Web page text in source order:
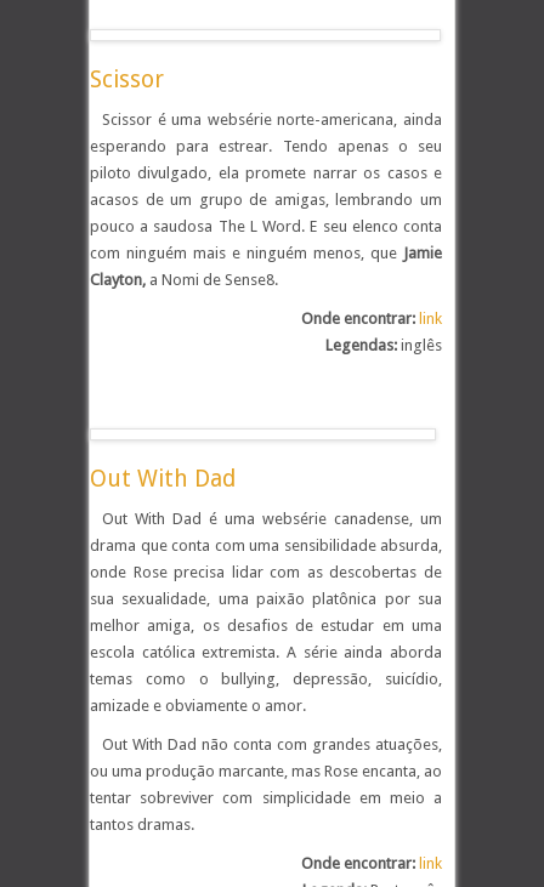
Scissor
Scissor é uma websérie norte-americana, ainda
esperando para estrear. Tendo apenas o seu
piloto divulgado, ela promete narrar os casos e
acasos de um grupo de amigas, lembrando um
pouco a saudosa The L Word. E seu elenco conta
com ninguém mais e ninguém menos, que Jamie
Clayton, a Nomi de Sense8.
Onde encontrar: link
Legendas: inglês
Out With Dad
Out With Dad é uma websérie canadense, um
drama que conta com uma sensibilidade absurda,
onde Rose precisa lidar com as descobertas de
sua sexualidade, uma paixão platônica por sua
melhor amiga, os desafios de estudar em uma
escola católica extremista. A série ainda aborda
temas como o bullying, depressão, suicídio,
amizade e obviamente o amor.
Out With Dad não conta com grandes atuações,
ou uma produção marcante, mas Rose encanta, ao
tentar sobreviver com simplicidade em meio a
tantos dramas.
Onde encontrar: link